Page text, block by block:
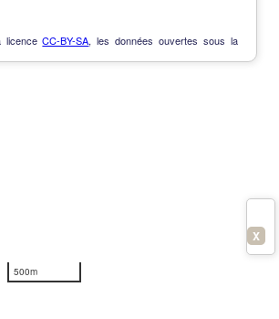
500m
licenceCC-BY-SA, les données ouvertes sous la
X